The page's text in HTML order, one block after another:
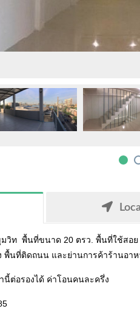
มวิท พื้นที่ขนาด 20 ตรว. พื้นที่ใช้ส
พื้นที่ติดถนน และย่านการค้าร้านอาห
นี้ต่อรองได้ ค่าโอนคนละครึ่ง